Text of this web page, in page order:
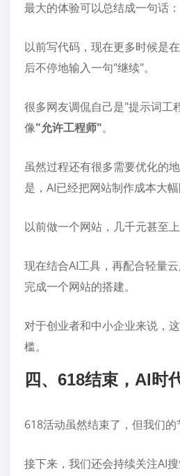
最大的体验可以总结成一句话：
以前写代码，现在更多时候是
后不停地输入一句"继续"。
很多网友调侃自己是"提示词工
像"允许工程师"。
虽然过程还有很多需要优化的
是，AI已经把网站制作成本大幅
以前做一个网站，几千元甚至上
现在结合AI工具，再配合轻量
完成一个网站的搭建。
对于创业者和中小企业来说，
槛。
四、618结束，AI时
618活动虽然结束了，但我们的
接下来，我们还会持续关注AI